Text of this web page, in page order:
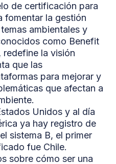
de certificación para
fomentar la gestión
ambientales y
como Benefit
la visión
que las
para mejorar y
que afectan a
Unidos y al día
ya hay registro de
sistema B, el primer
fue Chile.
sobre cómo ser una